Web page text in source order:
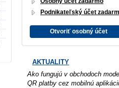
Podnikateľský účet
Otvoriť osobný účet
AKTUALITY
Ako fungujú v obchodoch
QR platby cez mobilnú